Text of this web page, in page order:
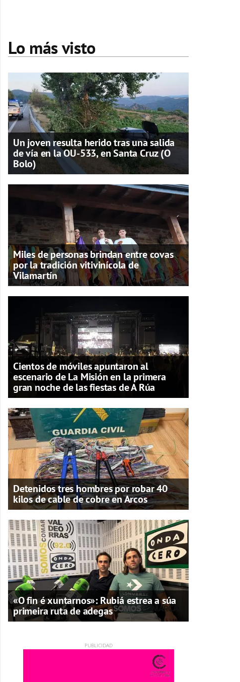
Lo más visto
Un joven resulta herido tras una salida
de vía en la OU-533, en Santa Cruz (O
Bolo)
Miles de personas brindan entre covas
por la tradición vitivinícola de
Vilamartín
Cientos de móviles apuntaron al
escenario de La Misión en la primera
gran noche de las fiestas de A Rúa
Detenidos tres hombres por robar 40
kilos de cable de cobre en Arcos
«O fin é xuntarnos»: Rubiá estrea a súa
primeira ruta de adegas